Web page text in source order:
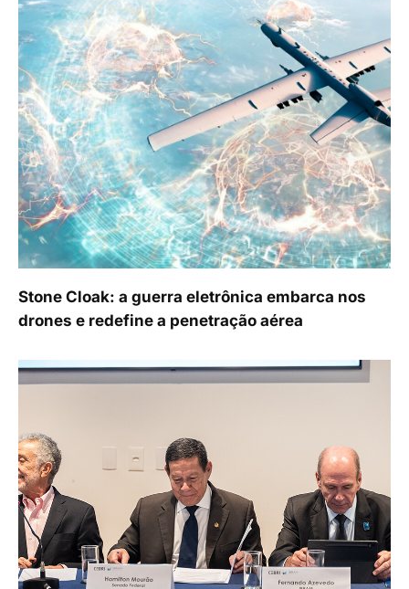
Stone Cloak: a guerra eletrônica embarca nos
drones e redefine a penetração aérea